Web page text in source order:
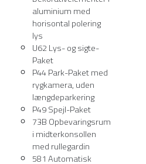
aluminium med
horisontal polering
lys
U62 Lys- og sigte-
Paket
P44 Park-Paket med
rygkamera, uden
længdeparkering
P49 Spejl-Paket
73B Opbevaringsrum
i midterkonsollen
med rullegardin
581 Automatisk